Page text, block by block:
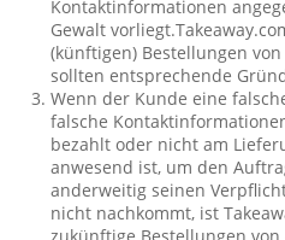
Kontaktinformationen
Gewalt
(künftigen) Bestellungen
sollten entsprechende
Wenn der Kunde eine
falsche
bezahlt oder nicht am
anwesend ist, um den
anderweitig seinen
nicht nachkommt, ist